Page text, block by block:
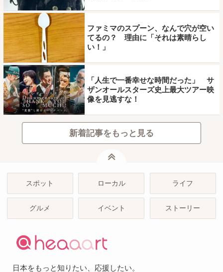
ファミマのスプーン、なんで穴が空い
てるの？ 理由に「それは素晴らし
い！」
「人生で一番幸せな時間だった」 サ
ザンオールスターズ史上最大ツアー映
像を見逃すな！
新着記事をもっと見る
スポット ローカル ライフ
グルメ イベント ストーリー
日本をもっと知りたい、応援したい。